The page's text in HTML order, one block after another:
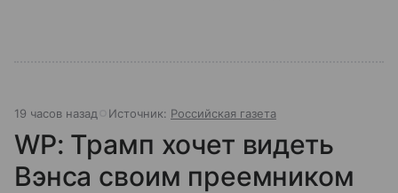
19 часов назад Источник: Российская газета
WP: Трамп хочет видеть
Вэнса своим преемником